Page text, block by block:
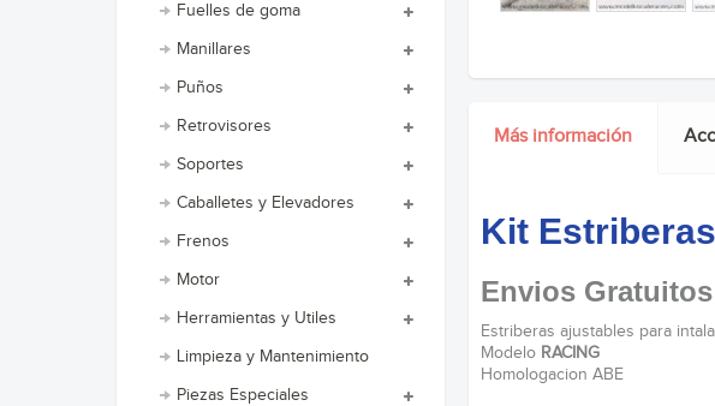
Fuelles de goma
Manillares
Puños
Retrovisores
Soportes
Caballetes y Elevadores
Frenos
Motor
Herramientas y Utiles
Limpieza y Mantenimiento
Piezas Especiales
Más información
Kit
Envios
Estriberas ajustables para
Modelo RACING
Homologacion ABE